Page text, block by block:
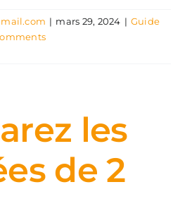
| mars 29, 2024 | Guide
les
de 2